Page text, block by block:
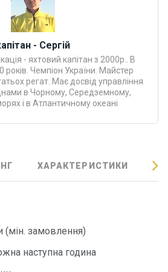
- Сергій
- яхтовий капітан з 2000р.. В
років. Чемпіон України. Майстер
регат. Має досвід управління
в Чорному, Середземному,
і в Атлантичному океані
ХАРАКТЕРИСТИКИ
(мін. замовлення)
наступна година